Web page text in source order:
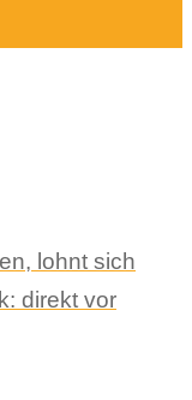
lohnt sich
direkt vor